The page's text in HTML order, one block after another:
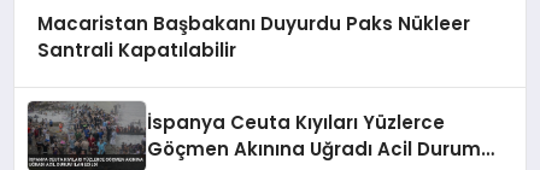
Macaristan Başbakanı Duyurdu Paks Nükleer
Santrali Kapatılabilir
İspanya Ceuta Kıyıları Yüzlerce
Göçmen Akınına Uğradı Acil Durum